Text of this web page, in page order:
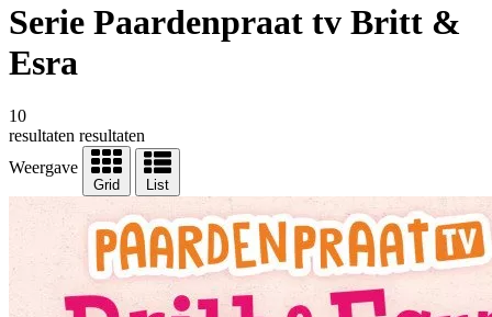
Serie Paardenpraat tv Britt &
Esra
10
resultaten resultaten
Weergave
Grid List